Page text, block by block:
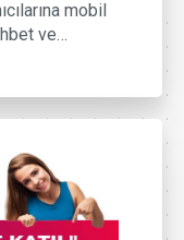
mobil
ve…